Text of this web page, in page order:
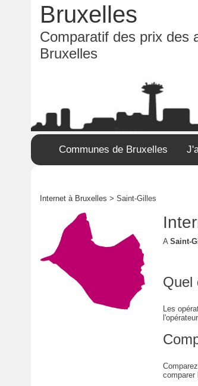
Bruxelles
Comparatif des prix des
Bruxelles
Communes de Bruxelles
Internet à Bruxelles > Saint-Gilles
A Saint-
Quel
Les
comparer